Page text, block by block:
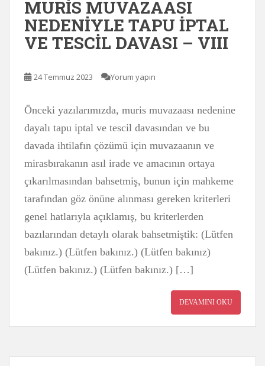
MURİS MUVAZAASI
NEDENİYLE TAPU İPTAL
VE TESCİL DAVASI – VIII
24 Temmuz 2023 Yorum yapın
Önceki yazılarımızda, muris muvazaası nedenine
dayalı tapu iptal ve tescil davasından ve bu
davada ihtilafın çözümü için muvazaanın ve
mirasbırakanın asıl irade ve amacının ortaya
çıkarılmasından bahsetmiş, bunun için mahkeme
tarafından göz önüne alınması gereken kriterleri
genel hatlarıyla açıklamış, bu kriterlerden
bazılarından detaylı olarak bahsetmiştik: (Lütfen
bakınız.) (Lütfen bakınız.) (Lütfen bakınız)
(Lütfen bakınız.) (Lütfen bakınız.) […]
DEVAMINI OKU